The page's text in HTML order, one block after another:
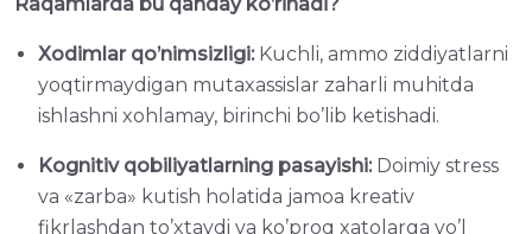
Xodimlar qo’nimsizligi:Kuchli, ammo ziddiyatlarni
yoqtirmaydigan mutaxassislar zaharli muhitda
ishlashni xohlamay, birinchi bo’lib ketishadi.
Kognitiv qobiliyatlarning pasayishi:Doimiy stress
va «zarba» kutish holatida jamoa kreativ
fikrlashdan to’xtaydi va ko’proq xatolarga yo’l